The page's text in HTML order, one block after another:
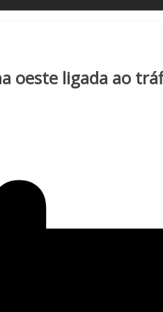
oeste ligada ao